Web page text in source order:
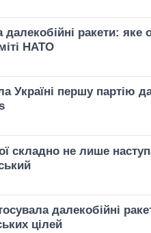
ракети: яке
НАТО
Україні першу партію
складно не лише
далекобійні
цілей